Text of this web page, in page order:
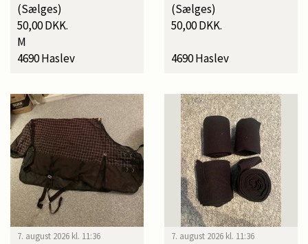
(Sælges)
50,00 DKK.
M
4690 Haslev
(Sælges)
50,00 DKK.
4690 Haslev
7. august 2026 kl. 11:36 7. august 2026 kl. 11:36